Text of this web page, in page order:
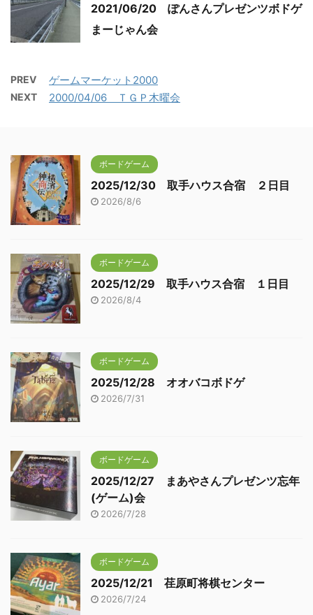
2021/06/20 ぽんさんプレゼンツボドゲ
まーじゃん会
PREV ゲームマーケット2000
NEXT 2000/04/06 ＴＧＰ木曜会
ボードゲーム
2025/12/30 取手ハウス合宿 ２日目
2026/8/6
ボードゲーム
2025/12/29 取手ハウス合宿 １日目
2026/8/4
ボードゲーム
2025/12/28 オオバコボドゲ
2026/7/31
ボードゲーム
2025/12/27 まあやさんプレゼンツ忘年
(ゲーム)会
2026/7/28
ボードゲーム
2025/12/21 荏原町将棋センター
2026/7/24